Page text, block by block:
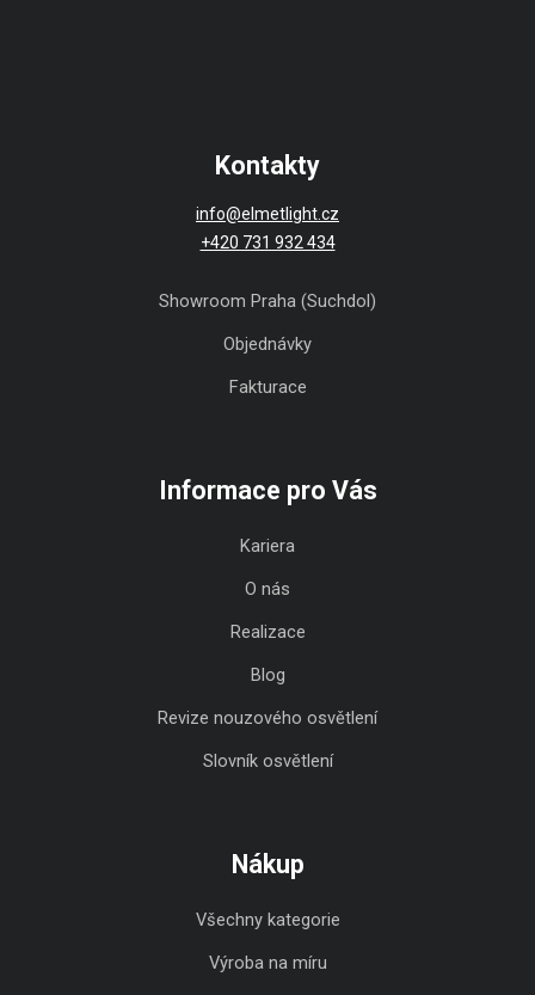
Kontakty
info@elmetlight.cz
+420 731 932 434
Showroom Praha (Suchdol)
Objednávky
Fakturace
Informace pro Vás
Kariera
O nás
Realizace
Blog
Revize nouzového osvětlení
Slovník osvětlení
Nákup
Všechny kategorie
Výroba na míru